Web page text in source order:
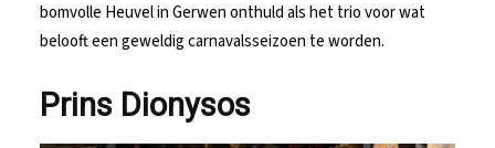
bomvolle Heuvel in Gerwen onthuld als het trio voor wat
belooft een geweldig carnavalsseizoen te worden.
Prins Dionysos